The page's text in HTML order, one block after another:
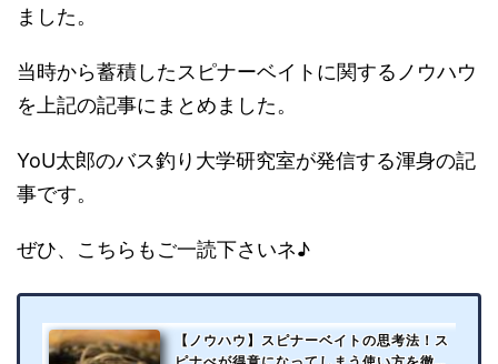
ました。
当時から蓄積したスピナーベイトに関するノウハウ
を上記の記事にまとめました。
YoU太郎のバス釣り大学研究室が発信する渾身の記
事です。
ぜひ、こちらもご一読下さいネ♪
【ノウハウ】スピナーベイトの思考法！ス